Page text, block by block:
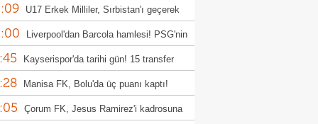
U17 Erkek Milliler, Sırbistan'ı geçerek
yükseldi!Liverpool'dan Barcola hamlesi! PSG'nin
dudak uçuklattı
Kayserispor'da tarihi gün! 15 transfer
Manisa FK, Bolu'da üç puanı kaptı!
Çorum FK, Jesus Ramirez'i kadrosuna